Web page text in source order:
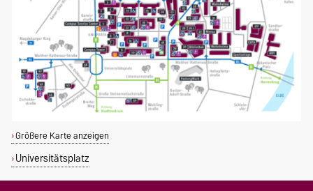
Größere Karte anzeigen
Universitätsplatz